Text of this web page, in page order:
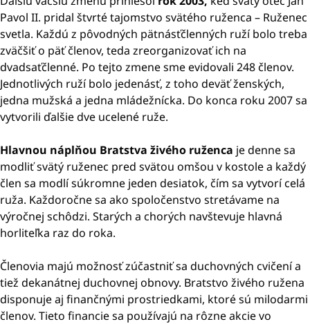
Pavol II. pridal štvrté tajomstvo svätého ruženca – Ruženec
svetla. Každú z pôvodných pätnásťčlenných ruží bolo treba
zväčšiť o päť členov, teda zreorganizovať ich na
dvadsaťčlenné. Po tejto zmene sme evidovali 248 členov.
Jednotlivých ruží bolo jedenásť, z toho deväť ženských,
jedna mužská a jedna mládežnícka. Do konca roku 2007 sa
vytvorili ďalšie dve ucelené ruže.
Hlavnou náplňou Bratstva živého ruženca je denne sa
modliť svätý ruženec pred svätou omšou v kostole a každý
člen sa modlí súkromne jeden desiatok, čím sa vytvorí celá
ruža. Každoročne sa ako spoločenstvo stretávame na
výročnej schôdzi. Starých a chorých navštevuje hlavná
horliteľka raz do roka.
Členovia majú možnosť zúčastniť sa duchovných cvičení a
tiež dekanátnej duchovnej obnovy. Bratstvo živého ružena
disponuje aj finančnými prostriedkami, ktoré sú milodarmi
členov. Tieto financie sa používajú na rôzne akcie vo